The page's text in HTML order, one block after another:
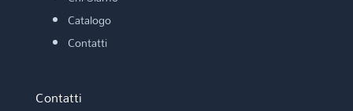
Catalogo
Contatti
Contatti